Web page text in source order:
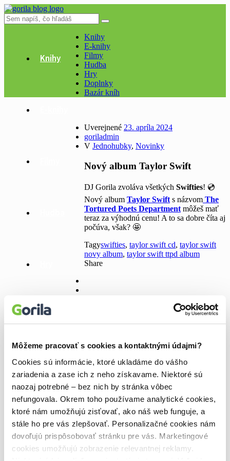
Môžeme pracovať s cookies a kontaktnými údajmi?
Cookies sú informácie, ktoré ukladáme do vášho
zariadenia a zase ich z neho získavame. Niektoré sú
naozaj potrebné – bez nich by stránka vôbec
nefungovala. Okrem toho používame analytické cookies,
ktoré nám umožňujú zisťovať, ako náš web funguje, a
stále ho pre vás zlepšovať. Personalizačné cookies nám
dovoľujú prispôsobovať stránku pre vás. Marketingové
cookies umožňujú zobrazenie relevantnej reklamy.
Knihy
Doplnky
Bazár kníh
Knihy
E-knihy
Filmy
Hudba
Hry
Doplnky
Bazár kníh
Uverejnené 23. apríla 2024
goriladmin
V Jednohubky, Novinky
Nový album Taylor Swift
DJ Gorila zvoláva všetkých Swifties! 💿
Nový album Taylor Swifts názvom The
Tortured Poets Departmentmôžeš mať
teraz za výhodnú cenu! A to sa dobre číta aj
počúva, však? 🤩
Tagyswifties, taylor swift cd, taylor swift
novy album, taylor swift ttpd album
Share
článku
Predchádzajúci článokGorila je knižná
akcia každý mesiac!
Ďalší článokAké skryté posolstvá
JK Rowling do svojich kníh?
Najnovšie články 🌱
Manipulácia ako zbraň
8. kniha Roberta Galbraitha? Puncovaný muž!
Dystopická séria, ktorá vás nepustí